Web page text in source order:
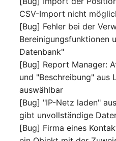
CSV-Import nicht
[Bug] Fehler bei der
Bereinigungsfunktionen
Datenbank"
[Bug] Report Manager:
und "Beschreibung" aus
auswählbar
[Bug] "IP-Netz laden"
gibt unvollständige
[Bug] Firma eines